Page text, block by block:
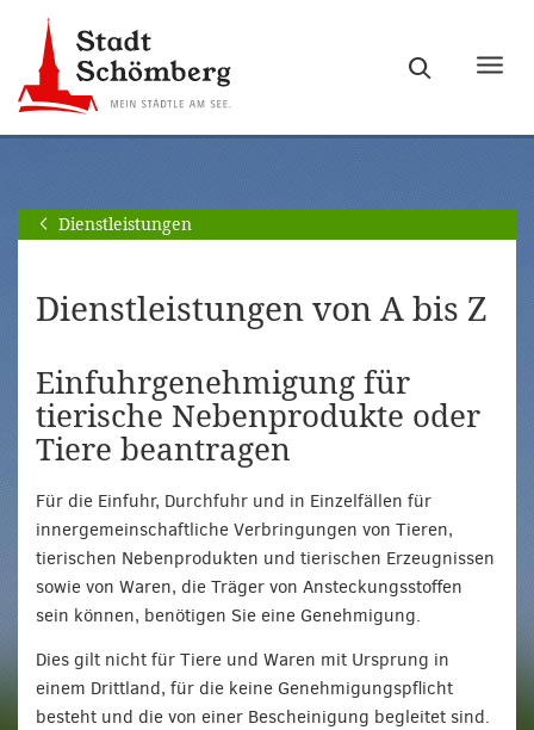
Hauptnavigation
springen
[Alt]+
Seiteninhalt
springen
[Alt]+
Dienstleistungen
Dienstleistungen von A bis Z
Einfuhrgenehmigung für
tierische Nebenprodukte oder
Tiere beantragen
Für die Einfuhr, Durchfuhr und in Einzelfällen für
innergemeinschaftliche Verbringungen von Tieren,
tierischen Nebenprodukten und tierischen Erzeugnissen
sowie von Waren, die Träger von Ansteckungsstoffen
sein können, benötigen Sie eine Genehmigung.
Dies gilt nicht für Tiere und Waren mit Ursprung in
einem Drittland, für die keine Genehmigungspflicht
besteht und die von einer Bescheinigung begleitet sind.